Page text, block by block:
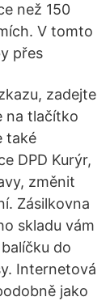
než 150
V tomto
přes
zadejte
na tlačítko
také
DPD Kurýr,
změnit
Zásilkovna
skladu vám
do
Internetová
jako